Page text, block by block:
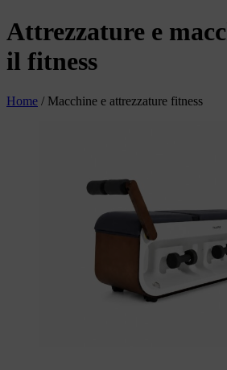
Attrezzature e
il fitness
Home / Macchine e attrezzature fitness